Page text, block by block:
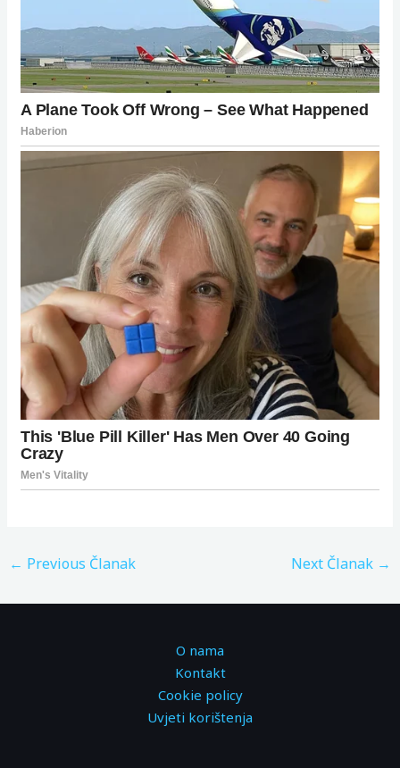
← Previous Članak Next Članak →
O nama
Kontakt
Cookie policy
Uvjeti korištenja